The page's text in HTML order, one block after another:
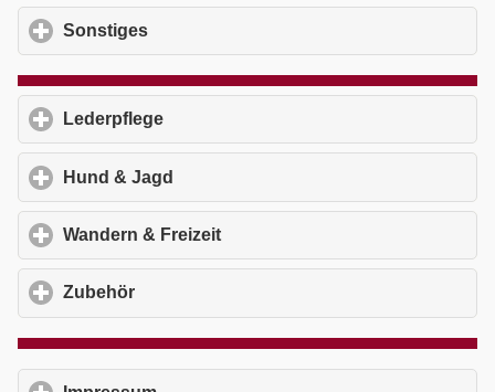
Sonstiges
Lederpflege
Hund & Jagd
Wandern & Freizeit
Zubehör